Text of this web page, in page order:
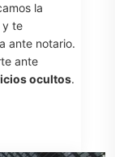
la
y te
ante notario.
ante
ocultos.